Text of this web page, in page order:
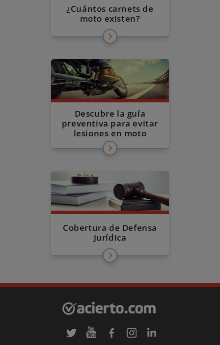
¿Cuántos carnets de
moto existen?
Descubre la guía
preventiva para evitar
lesiones en moto
Cobertura de Defensa
Jurídica